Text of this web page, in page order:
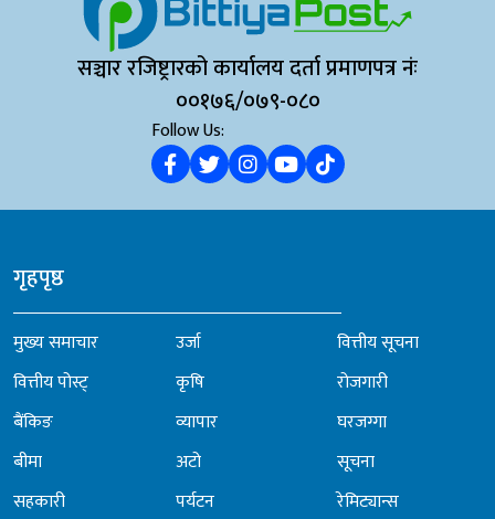
सञ्चार रजिष्ट्रारको कार्यालय दर्ता प्रमाणपत्र नंः
००१७६/०७९-०८०
Follow Us:
गृहपृष्ठ
मुख्य समाचार
वित्तीय पोस्ट्
बैंकिङ
बीमा
सहकारी
उर्जा
कृषि
व्यापार
अटो
पर्यटन
वित्तीय सूचना
रोजगारी
घरजग्गा
सूचना
रेमिट्यान्स